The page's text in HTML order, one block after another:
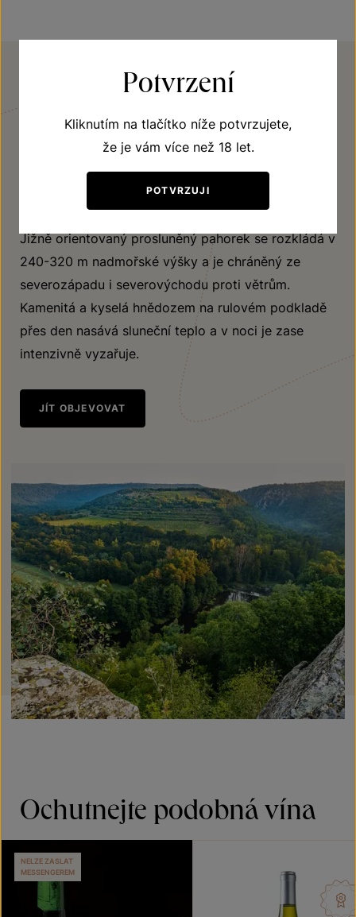
Šobes
Vinice Šobes svým jedinečným umístěním v
meandru řeky Dyje neustále fascinuje příchozí při
Jižně orientovaný prosluněný pahorek se rozkládá v
240-320 m nadmořské výšky a je chráněný ze
severozápadu i severovýchodu proti větrům.
Kamenitá a kyselá hnědozem na rulovém podkladě
přes den nasává sluneční teplo a v noci je zase
intenzivně vyzařuje.
JÍT OBJEVOVAT
Ochutnejte podobná vína
NELZE ZASLAT
MESSENGEREM
Potvrzení
Kliknutím na tlačítko níže potvrzujete,
že je vám více než 18 let.
POTVRZUJI